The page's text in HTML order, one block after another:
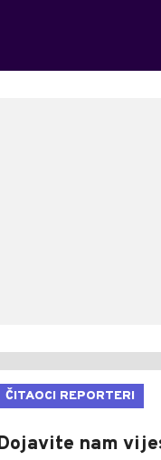
ČITAOCI REPORTERI
nam